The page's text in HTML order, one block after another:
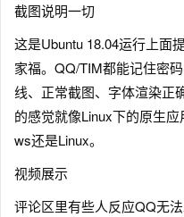
截图说明一切
这是Ubuntu 18.04运行上面
家福。QQ/TIM都能记住密
线、正常截图、字体渲染正
的感觉就像Linux下的原生
ws还是Linux。
视频展示
评论区里有些人反应QQ无